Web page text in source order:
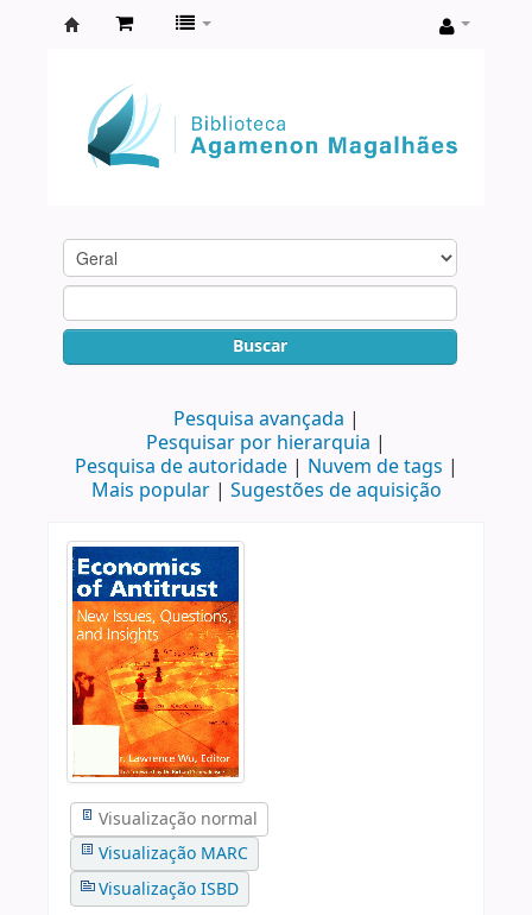
Agamenon
Magalhães
Buscar
Pesquisa avançada
Pesquisar por hierarquia
Pesquisa de autoridade
Nuvem de tags
Mais popular
Sugestões de aquisição
Visualização normal
Visualização MARC
Visualização ISBD